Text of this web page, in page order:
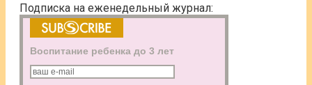
Подписка на еженедельный журнал:
Воспитание ребенка до 3 лет